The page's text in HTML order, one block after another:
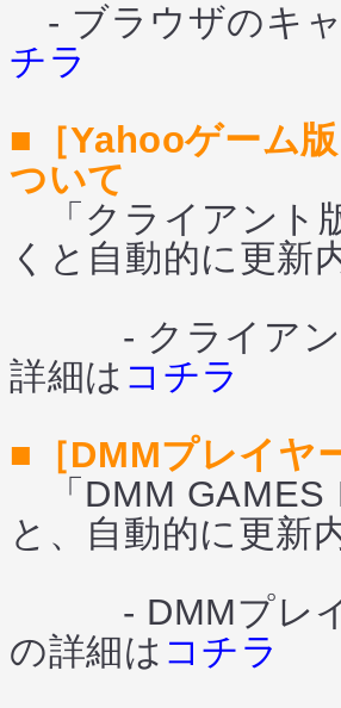
- ブラウザのキ
チラ
■［Yahooゲーム
ついて
「クライアント
くと自動的に更新
- クライアント
詳細は コチラ
■［DMMプレイヤ
「DMM GAMES
と、自動的に更新
- DMMプレイ
の詳細は コチラ